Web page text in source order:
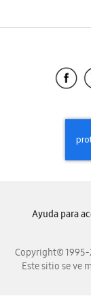
Copyright© 1995-
Este sitio se ve
Ayuda para